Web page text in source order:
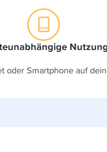
oder Smartphone auf